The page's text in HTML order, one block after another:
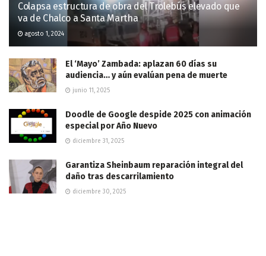
Colapsa estructura de obra del Trolebús elevado que
va de Chalco a Santa Martha
agosto 1, 2024
El ‘Mayo’ Zambada: aplazan 60 días su
audiencia… y aún evalúan pena de muerte
junio 11, 2025
Doodle de Google despide 2025 con animación
especial por Año Nuevo
diciembre 31, 2025
Garantiza Sheinbaum reparación integral del
daño tras descarrilamiento
diciembre 30, 2025